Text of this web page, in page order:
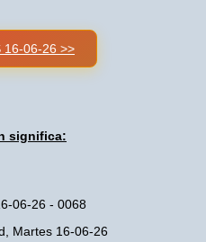
16-06-26 >>
significa:
06-26 - 0068
Martes 16-06-26